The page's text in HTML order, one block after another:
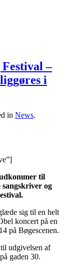
–
i
in News.
til
sangskriver og
sig til en helt
koncert på en
på Bøgescenen.
udgivelsen af
gaden 30.